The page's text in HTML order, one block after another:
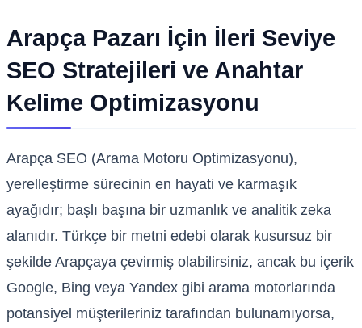
Arapça Pazarı İçin İleri Seviye
SEO Stratejileri ve Anahtar
Kelime Optimizasyonu
Arapça SEO (Arama Motoru Optimizasyonu),
yerelleştirme sürecinin en hayati ve karmaşık
ayağıdır; başlı başına bir uzmanlık ve analitik zeka
alanıdır. Türkçe bir metni edebi olarak kusursuz bir
şekilde Arapçaya çevirmiş olabilirsiniz, ancak bu içerik
Google, Bing veya Yandex gibi arama motorlarında
potansiyel müşterileriniz tarafından bulunamıyorsa,